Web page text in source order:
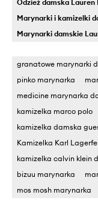
Odzież damska Lauren
Marynarki i kamizelki
Marynarki damskie
granatowe marynarki
pinko marynarka
medicine marynarka
kamizelka marco polo
kamizelka damska
Kamizelka Karl
kamizelka calvin klein
bizuu marynarka
mos mosh marynarka